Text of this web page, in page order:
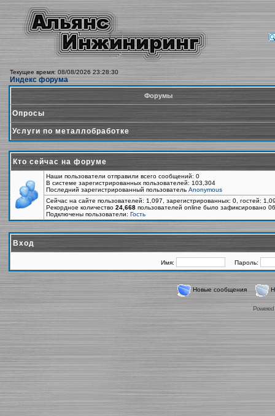
Текущее время: 08/08/2026 23:28:30
Индекс форума
Форумы
Опросы
Услуги по металлобработке
Кто сейчас на форуме
Наши пользователи отправили всего сообщений: 0
В системе зарегистрированных пользователей: 103,304
Последний зарегистрированный пользователь Anonymous
Сейчас на сайте пользователей: 1,097, зарегистрированных: 0, гостей:
Рекордное количество 24,668 пользователей online было зафиксировано
Подключены пользователи: Гость
Вход
Имя: Пароль:
Новые сообщения